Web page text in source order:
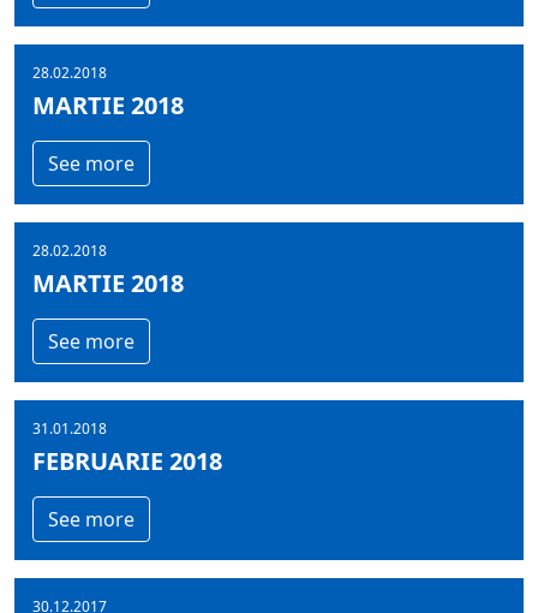
28.02.2018
MARTIE 2018
See more
28.02.2018
MARTIE 2018
See more
31.01.2018
FEBRUARIE 2018
See more
30.12.2017